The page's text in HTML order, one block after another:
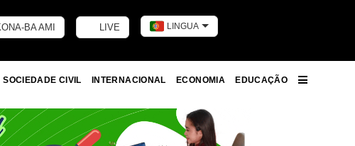
BA AMI LIVE LINGUA
SOCIEDADE CIVIL INTERNACIONAL ECONOMIA
EDUCAÇÃO